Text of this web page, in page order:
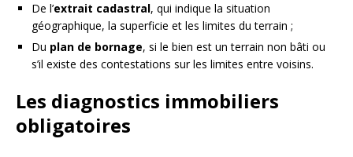
De l’extrait cadastral, qui indique la situation
géographique, la superficie et les limites du terrain ;
Du plan de bornage, si le bien est un terrain non bâti ou
s’il existe des contestations sur les limites entre voisins.
Les diagnostics immobiliers
obligatoires